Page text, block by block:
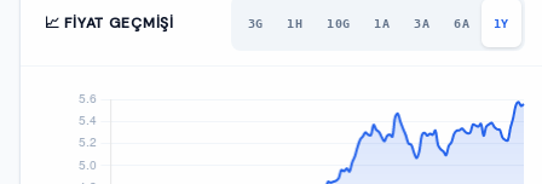
📈 FIYAT GEÇMIŞI 3G 1H 10G 1A 3A 6A 1Y